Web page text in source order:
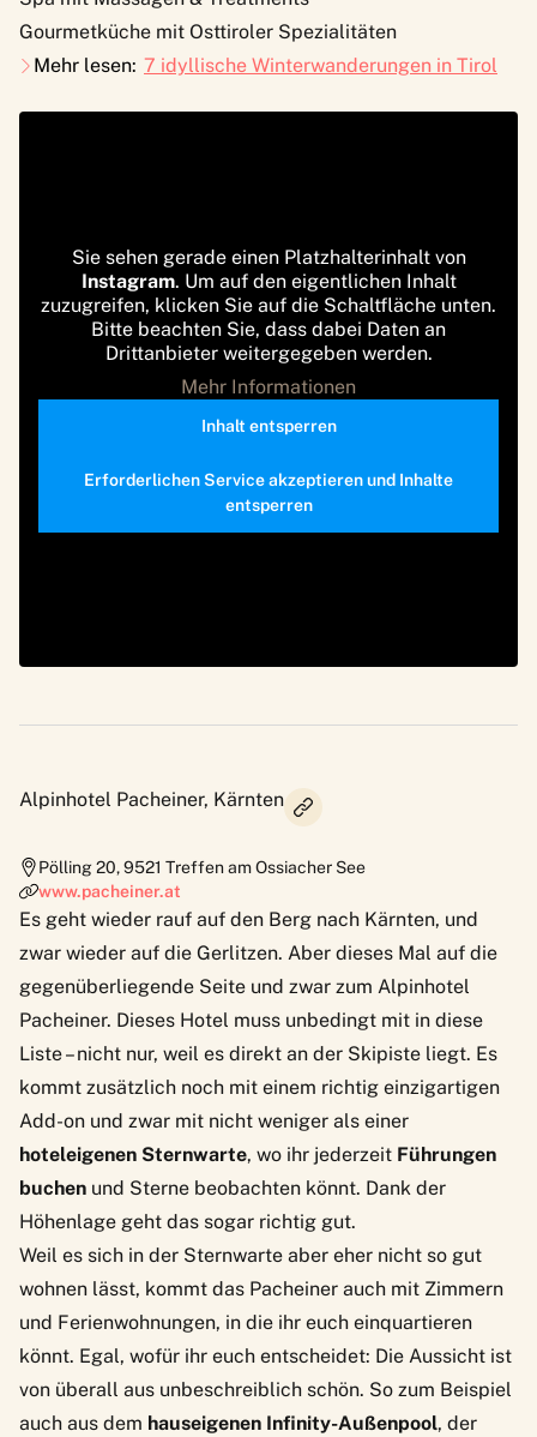
Gourmetküche mit Osttiroler Spezialitäten
Mehr lesen: 7 idyllische Winterwanderungen in Tirol
Sie sehen gerade einen Platzhalterinhalt von
Instagram. Um auf den eigentlichen Inhalt
zuzugreifen, klicken Sie auf die Schaltfläche unten.
Bitte beachten Sie, dass dabei Daten an
Drittanbieter weitergegeben werden.
Mehr Informationen
Inhalt entsperren
Erforderlichen Service akzeptieren und Inhalte
entsperren
Alpinhotel Pacheiner, Kärnten
Pölling 20,9521 Treffen am Ossiacher See
www.pacheiner.at
Es geht wieder rauf auf den Berg nach Kärnten, und
zwar wieder auf die Gerlitzen. Aber dieses Mal auf die
gegenüberliegende Seite und zwar zum Alpinhotel
Pacheiner. Dieses Hotel muss unbedingt mit in diese
Liste – nicht nur, weil es direkt an der Skipiste liegt. Es
kommt zusätzlich noch mit einem richtig einzigartigen
Add-on und zwar mit nicht weniger als einer
hoteleigenen Sternwarte, wo ihr jederzeit Führungen
buchen und Sterne beobachten könnt. Dank der
Höhenlage geht das sogar richtig gut.
Weil es sich in der Sternwarte aber eher nicht so gut
wohnen lässt, kommt das Pacheiner auch mit Zimmern
und Ferienwohnungen, in die ihr euch einquartieren
könnt. Egal, wofür ihr euch entscheidet: Die Aussicht ist
von überall aus unbeschreiblich schön. So zum Beispiel
auch aus dem hauseigenen Infinity-Außenpool, der